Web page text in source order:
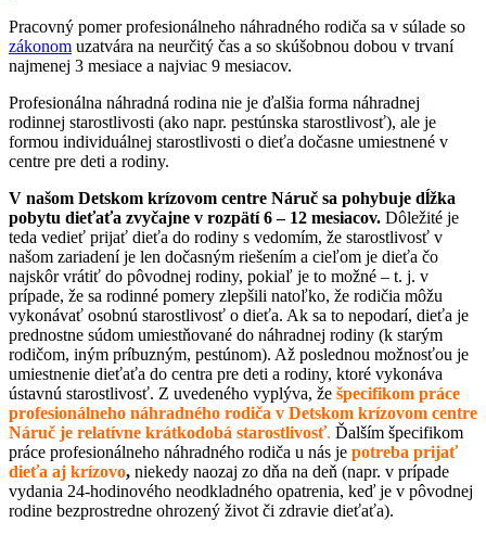
Pracovný pomer profesionálneho náhradného rodiča sa v súlade so
zákonom uzatvára na neurčitý čas a so skúšobnou dobou v trvaní
najmenej 3 mesiace a najviac 9 mesiacov.
Profesionálna náhradná rodina nie je ďalšia forma náhradnej
rodinnej starostlivosti (ako napr. pestúnska starostlivosť), ale je
formou individuálnej starostlivosti o dieťa dočasne umiestnené v
centre pre deti a rodiny.
V našom Detskom krízovom centre Náruč sa pohybuje dĺžka
pobytu dieťaťa zvyčajne v rozpätí 6 – 12 mesiacov. Dôležité je
teda vedieť prijať dieťa do rodiny s vedomím, že starostlivosť v
našom zariadení je len dočasným riešením a cieľom je dieťa čo
najskôr vrátiť do pôvodnej rodiny, pokiaľ je to možné – t. j. v
prípade, že sa rodinné pomery zlepšili natoľko, že rodičia môžu
vykonávať osobnú starostlivosť o dieťa. Ak sa to nepodarí, dieťa je
prednostne súdom umiestňované do náhradnej rodiny (k starým
rodičom, iným príbuzným, pestúnom). Až poslednou možnosťou je
umiestnenie dieťaťa do centra pre deti a rodiny, ktoré vykonáva
ústavnú starostlivosť. Z uvedeného vyplýva, že špecifikom práce
profesionálneho náhradného rodiča v Detskom krízovom centre
Náruč je relatívne krátkodobá starostlivosť. Ďalším špecifikom
práce profesionálneho náhradného rodiča u nás je potreba prijať
dieťa aj krízovo, niekedy naozaj zo dňa na deň (napr. v prípade
vydania 24-hodinového neodkladného opatrenia, keď je v pôvodnej
rodine bezprostredne ohrozený život či zdravie dieťaťa).